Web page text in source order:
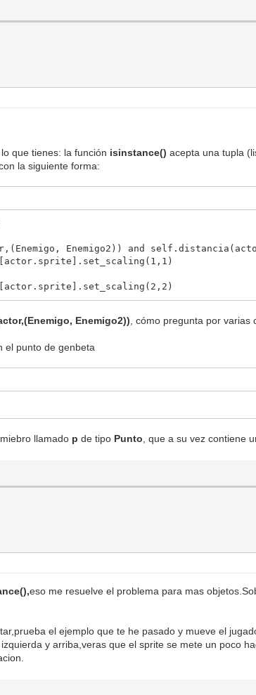
que tienes: la función isinstance() acepta una tupla
la siguiente forma:
Enemigo2)) and
Enemigo2)) , cómo pregunta por varias
el punto de genbeta
llamado p de tipo Punto , que a su vez contiene
eso me resuelve el problema para mas
el ejemplo que te he pasado y mueve el
y arriba,veras que el sprite se mete un poco